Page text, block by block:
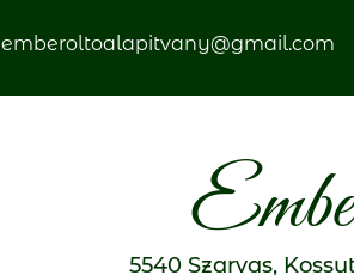
emberoltoalapitvany@gmail.com
5540 Szarvas,